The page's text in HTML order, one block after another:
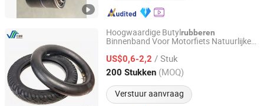
Hoogwaardige Butylrubberen
Binnenband Voor Motorfiets Natuurlijke
Kruiwagen Binnenband 2.50-17 3.00X18
2.75-19 3.00-21
US$0,6-2,2 / Stuk
200 Stukken (MOQ)
Verstuur aanvraag
QINGDAO WANSHISHUN SPECIAL VEHICLES CO.,LTD
Shandong, China Sinds 2024